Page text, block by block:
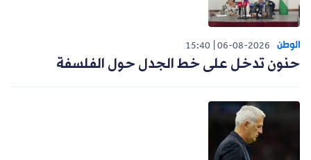
الوطن 06-08-2026
15:40
حنون تدخل على خط الجدل حول الفلسفة